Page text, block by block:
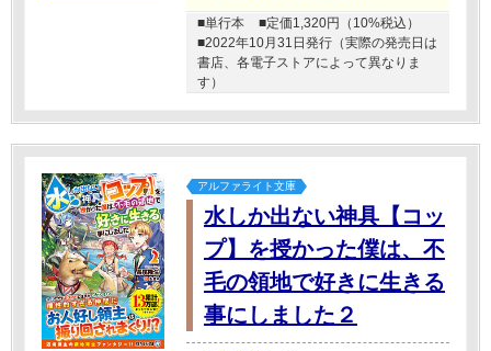
■単行本
■定価1,320円（10%税込）
■2022年10月31日発行（実際の発売日は
書店、各電子ストアによって異なりま
す）
アルファライト文庫
水しか出ない神具【コッ
プ】を授かった僕は、不
毛の領地で好きに生きる
事にしました２